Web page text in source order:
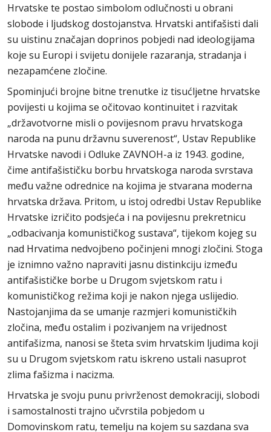
Hrvatske te postao simbolom odlučnosti u obrani
slobode i ljudskog dostojanstva. Hrvatski antifašisti dali
su uistinu značajan doprinos pobjedi nad ideologijama
koje su Europi i svijetu donijele razaranja, stradanja i
nezapamćene zločine.
Spominjući brojne bitne trenutke iz tisućljetne hrvatske
povijesti u kojima se očitovao kontinuitet i razvitak
„državotvorne misli o povijesnom pravu hrvatskoga
naroda na punu državnu suverenost“, Ustav Republike
Hrvatske navodi i Odluke ZAVNOH-a iz 1943. godine,
čime antifašističku borbu hrvatskoga naroda svrstava
među važne odrednice na kojima je stvarana moderna
hrvatska država. Pritom, u istoj odredbi Ustav Republike
Hrvatske izričito podsjeća i na povijesnu prekretnicu
„odbacivanja komunističkog sustava“, tijekom kojeg su
nad Hrvatima nedvojbeno počinjeni mnogi zločini. Stoga
je iznimno važno napraviti jasnu distinkciju između
antifašističke borbe u Drugom svjetskom ratu i
komunističkog režima koji je nakon njega uslijedio.
Nastojanjima da se umanje razmjeri komunističkih
zločina, među ostalim i pozivanjem na vrijednost
antifašizma, nanosi se šteta svim hrvatskim ljudima koji
su u Drugom svjetskom ratu iskreno ustali nasuprot
zlima fašizma i nacizma.
Hrvatska je svoju punu privrženost demokraciji, slobodi
i samostalnosti trajno učvrstila pobjedom u
Domovinskom ratu, temelju na kojem su sazdana sva